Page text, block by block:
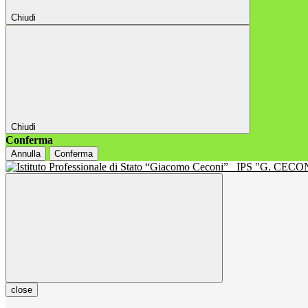
Chiudi
Chiudi
Conferma
Annulla Conferma
IPS "G.
close